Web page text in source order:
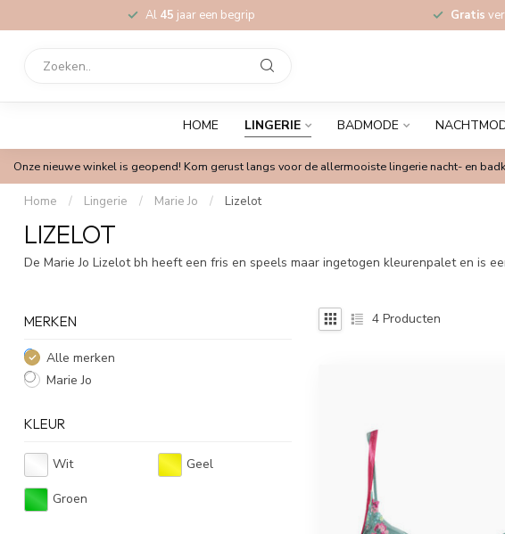
Al 45 jaar een begrip Gratis
HOME LINGERIE BADMODE
Onze nieuwe winkel is geopend! Kom gerust langs voor de allermooiste lingerie nacht- en
Home / Lingerie / Marie Jo / Lizelot
LIZELOT
De Marie Jo Lizelot bh heeft een fris en speels maar ingetogen kleurenpalet en is
MERKEN
Alle merken
Marie Jo
KLEUR
Wit Geel
Groen
4 Producten